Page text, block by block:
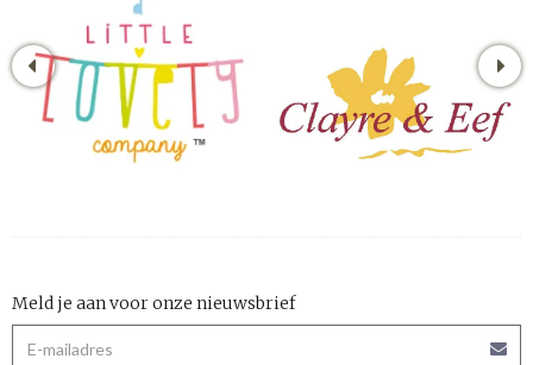
Meld je aan voor onze nieuwsbrief